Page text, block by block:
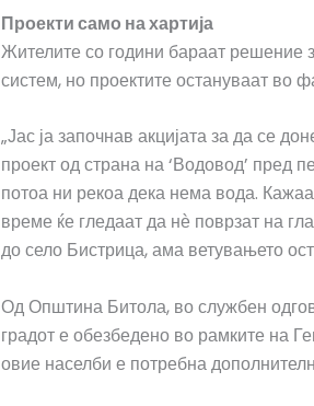
Проекти само на хартија
Жителите со години бараат решение
систем, но проектите остануваат во
„Јас ја започнав акцијата за да се
проект од страна на ‘Водовод’ пред
потоа ни рекоа дека нема вода.
време ќе гледаат да нѐ поврзат на
до село Бистрица, ама ветувањето
Од Општина Битола, во службен
градот е обезбедено во рамките на
овие населби е потребна